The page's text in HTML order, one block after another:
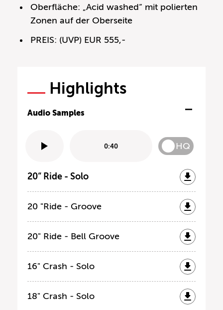
Oberfläche: „Acid washed“ mit polierten
Zonen auf der Oberseite
PREIS: (UVP) EUR 555,-
Highlights
Audio Samples
0:40 HQ
20“ Ride - Solo
20 "Ride - Groove
20" Ride - Bell Groove
16" Crash - Solo
18" Crash - Solo